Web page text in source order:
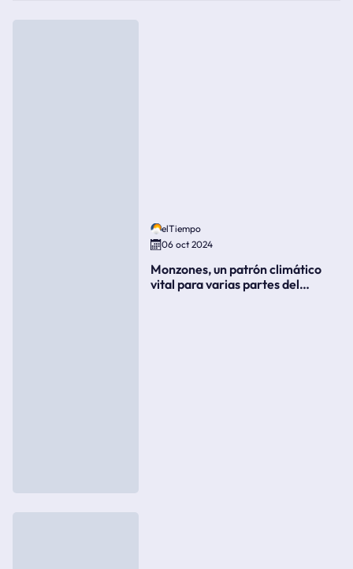
elTiempo
06 oct 2024
Monzones, un patrón climático
vital para varias partes del